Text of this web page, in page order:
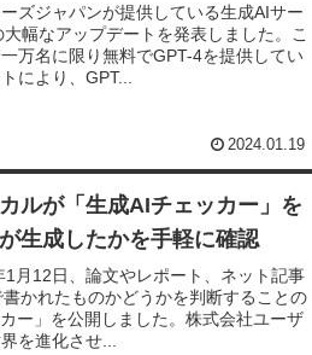
ズジャパンが提供している生成AIサー
幅なアップデートを発表しました。こ
万名に限り無料でGPT-4を提供してい
により、GPT...
2024.01.19
ルが「生成AIチェッカー」を
生成したかを手軽に確認
月12日、論文やレポート、ネット記事
かれたものかどうかを判断することの
ー」を公開しました。株式会社ユーザ
を進化させ...